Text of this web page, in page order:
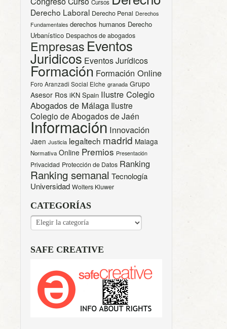
Cursos
Derecho Laboral Derecho Penal Derechos
Fundamentales derechos humanos Derecho
Urbanístico Despachos de abogados
Empresas Eventos
Juridicos Eventos Jurídicos
Formación Formación Online
Foro Aranzadi Social Elche granada Grupo
Asesor Ros iKN Spain Ilustre Colegio
Abogados de Málaga Ilustre
Colegio de Abogados de Jaén
Información Innovación
Jaen Justicia legaltech madrid Malaga
Normativa Online Premios Presentación
Privacidad Protección de Datos Ranking
Ranking semanal Tecnología
Universidad Wolters Kluwer
CATEGORÍAS
CATEGORÍAS
SAFE CREATIVE